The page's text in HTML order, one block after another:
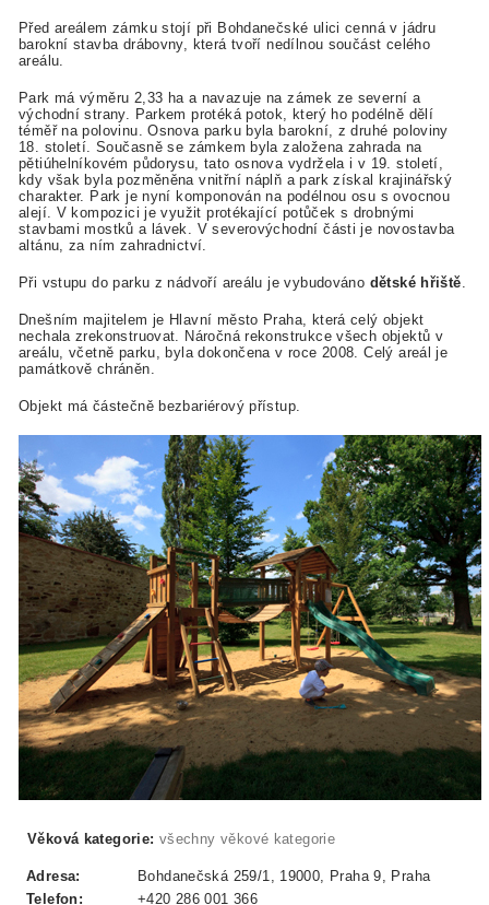
Před areálem zámku stojí při Bohdanečské ulici cenná v jádru
barokní stavba drábovny, která tvoří nedílnou součást celého
areálu.
Park má výměru 2,33 ha a navazuje na zámek ze severní a
východní strany. Parkem protéká potok, který ho podélně dělí
téměř na polovinu. Osnova parku byla barokní, z druhé poloviny
18. století. Současně se zámkem byla založena zahrada na
pětiúhelníkovém půdorysu, tato osnova vydržela i v 19. století,
kdy však byla pozměněna vnitřní náplň a park získal krajinářský
charakter. Park je nyní komponován na podélnou osu s ovocnou
alejí. V kompozici je využit protékající potůček s drobnými
stavbami mostků a lávek. V severovýchodní části je novostavba
altánu, za ním zahradnictví.
Při vstupu do parku z nádvoří areálu je vybudováno dětské hřiště
Dnešním majitelem je Hlavní město Praha, která celý objekt
nechala zrekonstruovat. Náročná rekonstrukce všech objektů v
areálu, včetně parku, byla dokončena v roce 2008. Celý areál je
památkově chráněn.
Objekt má částečně bezbariérový přístup.
Věková kategorie: všechny věkové kategorie
Adresa:
Bohdanečská 259/1, 19000, Praha 9, Praha
Telefon:
+420 286 001 366